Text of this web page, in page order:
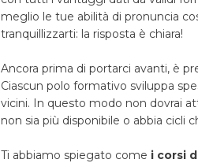
meglio le tue abilità di pronuncia
tranquillizzarti: la risposta è chiara!
Ancora prima di portarci avanti, è
Ciascun polo formativo sviluppa
vicini. In questo modo non dovrai
non sia più disponibile o abbia cicli
Ti abbiamo spiegato come i corsi